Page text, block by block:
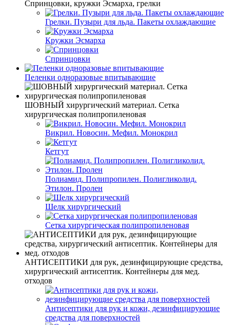
Спринцовки, кружки Эсмарха, грелки
Грелки. Пузыри для льда. Пакеты охлаждающие
Кружки Эсмарха
Спринцовки
Пеленки одноразовые впитывающие
ШОВНЫЙ хирургический материал. Сетка
хирургическая полипропиленовая
Викрил. Новосин. Мефил. Монокрил
Кетгут
Полиамид. Полипропилен. Полигликолид.
Этилон. Пролен
Шелк хирургический
Сетка хирургическая полипропиленовая
АНТИСЕПТИКИ для рук, дезинфицирующие средства,
хирургический антисептик. Контейнеры для мед.
отходов
Антисептики для рук и кожи, дезинфицирующие
средства для поверхностей